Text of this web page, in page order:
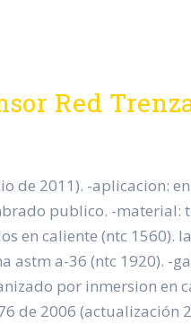
Red
de 2011). -aplicacion:
publico. -material:
en caliente (ntc 1560).
astm a-36 (ntc 1920). -
por inmersion en
de 2006 (actualización